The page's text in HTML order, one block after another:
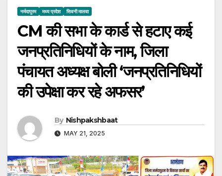
नर्मदापुरम मध्य प्रदेश सिवनी मालवा
CM की सभा के कार्ड से हटाए कई
जनप्रतिनिधियों के नाम, जिला
पंचायत अध्यक्ष बोली ‘जनप्रतिनिधियों
की उपेक्षा कर रहे अफसर’
By Nishpakshbaat
MAY 21, 2025